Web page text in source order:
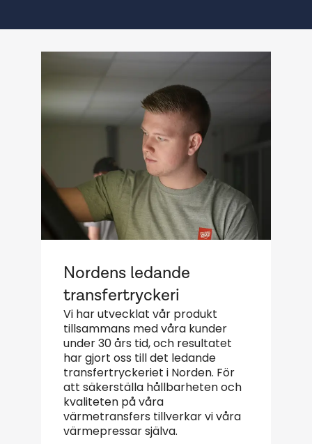
Nordens ledande
transfertryckeri
Vi har utvecklat vår produkt
tillsammans med våra kunder
under 30 års tid, och resultatet
har gjort oss till det ledande
transfertryckeriet i Norden. För
att säkerställa hållbarheten och
kvaliteten på våra
värmetransfers tillverkar vi våra
värmepressar själva.